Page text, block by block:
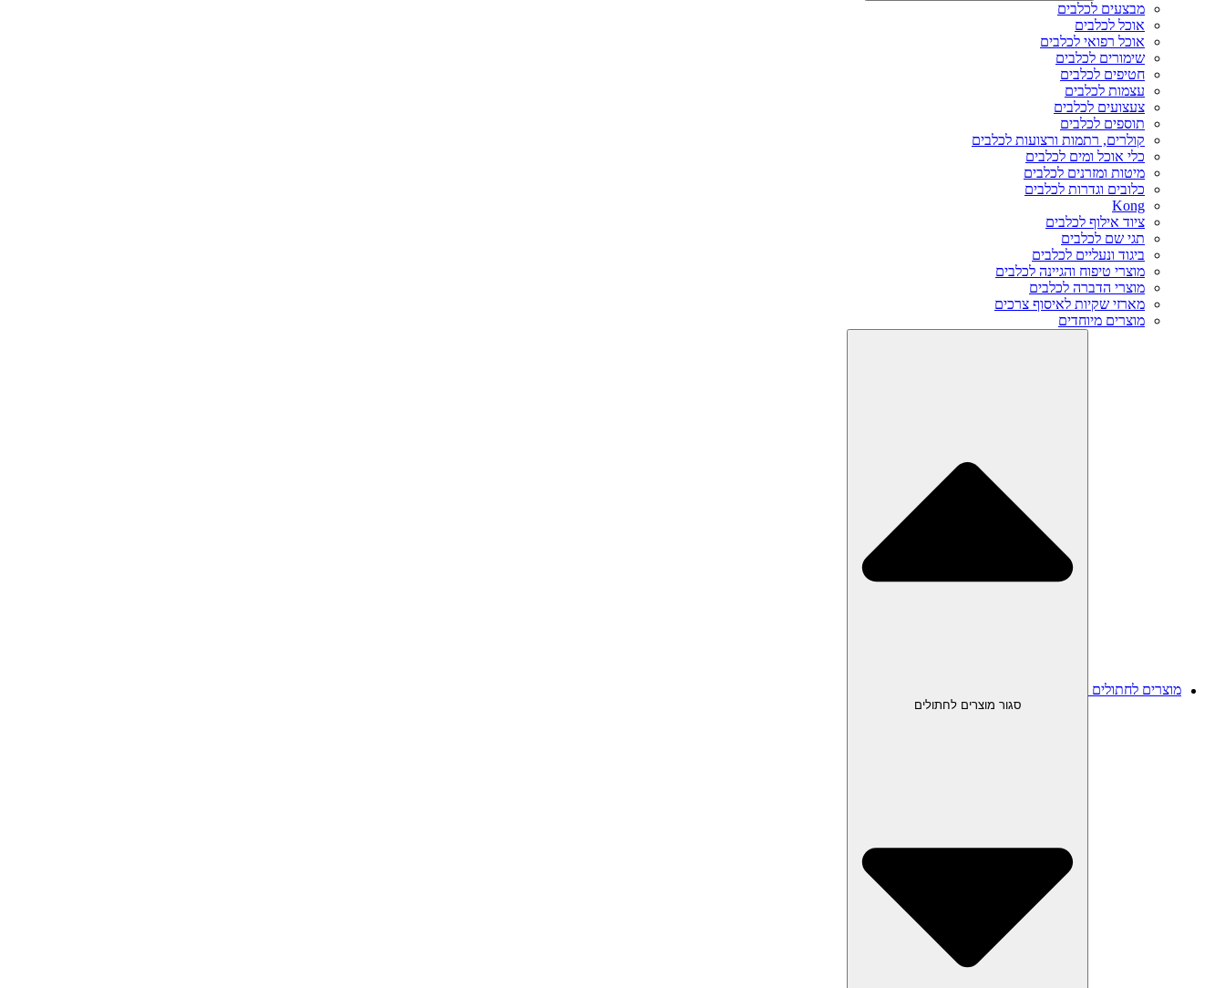
מבצעים לכלבים
אוכל לכלבים
אוכל רפואי לכלבים
שימורים לכלבים
חטיפים לכלבים
עצמות לכלבים
צעצועים לכלבים
תוספים לכלבים
קולרים, רתמות ורצועות לכלבים
כלי אוכל ומים לכלבים
מיטות ומזרנים לכלבים
כלובים וגדרות לכלבים
Kong
ציוד אילוף לכלבים
תגי שם לכלבים
ביגוד ונעליים לכלבים
מוצרי טיפוח והגיינה לכלבים
מוצרי הדברה לכלבים
מארזי שקיות לאיסוף צרכים
מוצרים מיוחדים
מוצרים לחתולים
סגור מוצרים לחתולים